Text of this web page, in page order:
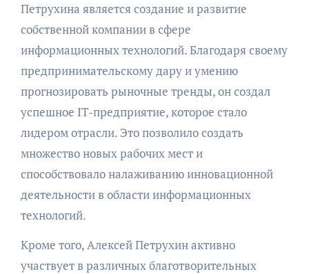
Петрухина является создание и развитие
собственной компании в сфере
информационных технологий. Благодаря своему
предпринимательскому дару и умению
прогнозировать рыночные тренды, он создал
успешное IT-предприятие, которое стало
лидером отрасли. Это позволило создать
множество новых рабочих мест и
способствовало налаживанию инновационной
деятельности в области информационных
технологий.
Кроме того, Алексей Петрухин активно
участвует в различных благотворительных